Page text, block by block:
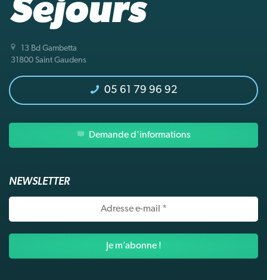
13 Bd Gambetta
31800 Saint Gaudens
05 61 79 96 92
Demande d'informations
NEWSLETTER